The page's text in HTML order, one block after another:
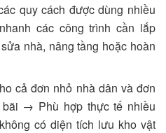
quy cách được dùng nhiều
các công trình cần lắp
nhà, nâng tầng hoặc hoàn
cả đơn nhỏ nhà dân và đơn
→ Phù hợp thực tế nhiều
có diện tích lưu kho vật